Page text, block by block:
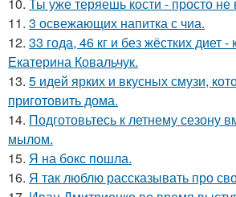
10. Ты уже теряешь кости - просто не
11. 3 освежающих напитка с чиа.
12. 33 года, 46 кг и без жёстких диет
Екатерина Ковальчук.
13. 5 идей ярких и вкусных смузи,
приготовить дома.
14. Подготовьтесь к летнему сезону
мылом.
15. Я на бокс пошла.
16. Я так люблю рассказывать про